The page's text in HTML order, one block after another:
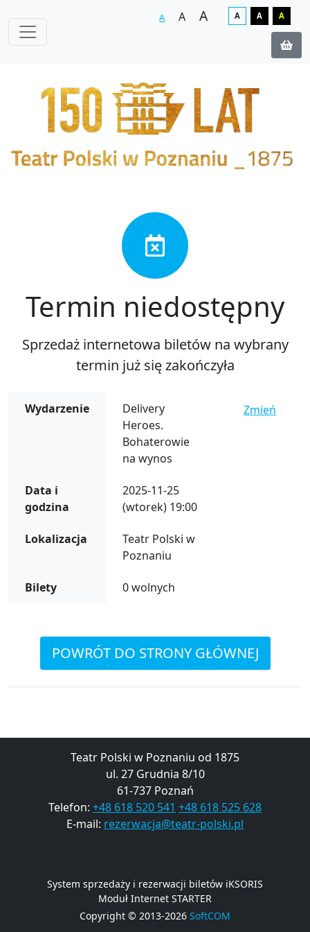
A A A A A A
Termin niedostępny
Sprzedaż internetowa biletów na wybrany
termin już się zakończyła
Wydarzenie
Delivery
Heroes.
Bohaterowie
na wynos
Zmień
Data i
godzina
2025-11-25
(wtorek) 19:00
Lokalizacja
Teatr Polski w
Poznaniu
Bilety 0 wolnych
POWRÓT DO STRONY GŁÓWNEJ
Teatr Polski w Poznaniu od 1875
ul. 27 Grudnia 8/10
61-737 Poznań
Telefon: +48 618 520 541 +48 618 525 628
E-mail: rezerwacja@teatr-polski.pl
System sprzedaży i rezerwacji biletów iKSORIS
Moduł Internet STARTER
Copyright © 2013-2026 SoftCOM